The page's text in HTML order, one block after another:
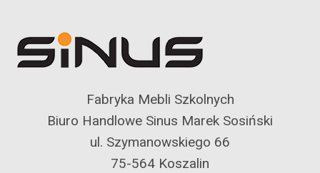
Fabryka Mebli Szkolnych
Biuro Handlowe Sinus Marek Sosiński
ul. Szymanowskiego 66
75-564 Koszalin